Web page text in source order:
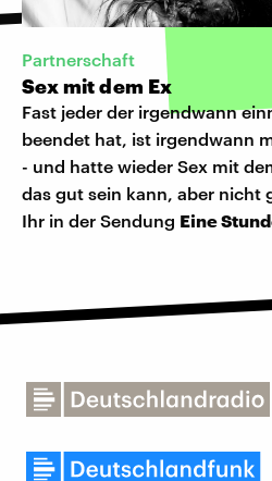
Partnerschaft
Sex mit dem Ex
Fast jeder der irgendwann
beendet hat, ist irgendwann
- und hatte wieder Sex mit
das gut sein kann, aber nicht
Ihr in der Sendung Eine